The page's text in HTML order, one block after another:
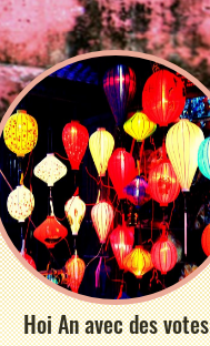
Hoi An avec des votes